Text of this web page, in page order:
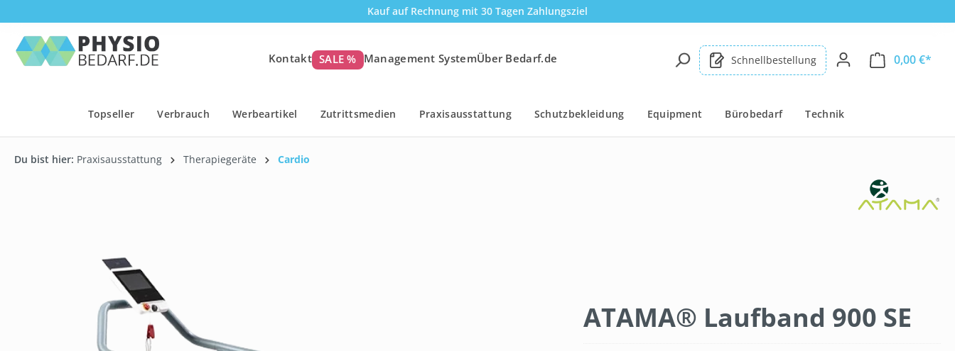
Kauf auf Rechnung mit 30 Tagen Zahlungsziel
Kontakt SALE % Management SystemÜber Bedarf.de Schnellbestellung 0,00 €*
Topseller Verbrauch Werbeartikel Zutrittsmedien Praxisausstattung Schutzbekleidung Equipment Bürobedarf Technik
Du bist hier: Praxisausstattung Therapiegeräte Cardio
ATAMA® Laufband 900 SE